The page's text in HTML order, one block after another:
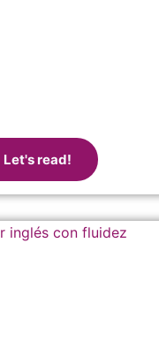
Let's read!